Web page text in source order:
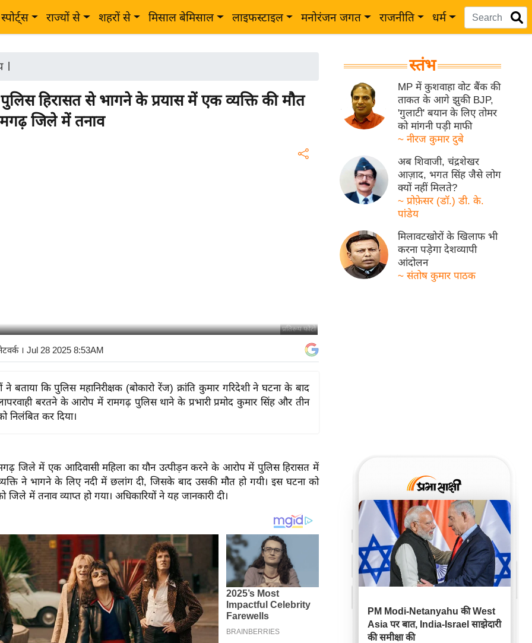
स्पोर्ट्स राज्यों से शहरों से मिसाल बेमिसाल लाइफस्टाइल मनोरंजन जगत राजनीति धर्म
|
हिरासत से भागने के प्रयास में एक व्यक्ति की मौत
जिले में तनाव
प्रतिरूप फोटो
। Jul 28 2025 8:53AM
ने बताया कि पुलिस महानिरीक्षक (बोकारो रेंज) क्रांति कुमार गरिदेशी ने घटना के बाद
बरतने के आरोप में रामगढ़ पुलिस थाने के प्रभारी प्रमोद कुमार सिंह और तीन
निलंबित कर दिया।
जिले में एक आदिवासी महिला का यौन उत्पीड़न करने के आरोप में पुलिस हिरासत में
ने भागने के लिए नदी में छलांग दी, जिसके बाद उसकी मौत हो गयी। इस घटना को
जिले में तनाव व्याप्त हो गया। अधिकारियों ने यह जानकारी दी।
स्तंभ
MP में कुशवाहा वोट बैंक की
ताकत के आगे झुकी BJP,
'गुलाटी' बयान के लिए तोमर
को मांगनी पड़ी माफी
~ नीरज कुमार दुबे
अब शिवाजी, चंद्रशेखर
आज़ाद, भगत सिंह जैसे लोग
क्यों नहीं मिलते?
~ प्रोफ़ेसर (डॉ.) डी. के.
पांडेय
मिलावटखोरों के खिलाफ भी
करना पड़ेगा देशव्यापी
आंदोलन
~ संतोष कुमार पाठक
PM Modi-Netanyahu की West
Asia पर बात, India-Israel साझेदारी
की समीक्षा की